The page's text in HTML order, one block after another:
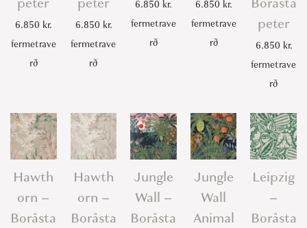
6.850 kr.
fermetrave
rð
6.850 kr.
fermetrave
rð
6.850 kr.
fermetrave
rð
6.850 kr.
fermetrave
rð
peter
6.850 kr.
fermetrave
rð
Hawth
orn –
Boråsta
Hawth
orn –
Boråsta
Jungle
Wall –
Boråsta
Jungle
Wall
Animal
Leipzig
–
Boråsta